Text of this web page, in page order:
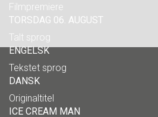
Filmpremiere
TORSDAG 06. AUGUST
Talt sprog
ENGELSK
Tekstet sprog
DANSK
Originaltitel
ICE CREAM MAN